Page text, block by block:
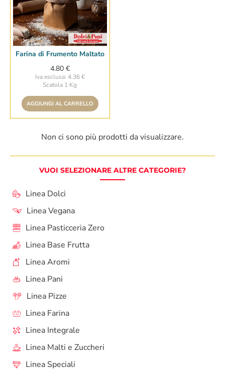
Farina di Frumento Maltato
4.80 €
Iva esclusa: 4.36 €
Scatola 1 Kg
AGGIUNGI AL CARRELLO
Non ci sono più prodotti da visualizzare.
VUOI SELEZIONARE ALTRE CATEGORIE?
Linea Dolci
Linea Vegana
Linea Pasticceria Zero
Linea Base Frutta
Linea Aromi
Linea Pani
Linea Pizze
Linea Farina
Linea Integrale
Linea Malti e Zuccheri
Linea Speciali